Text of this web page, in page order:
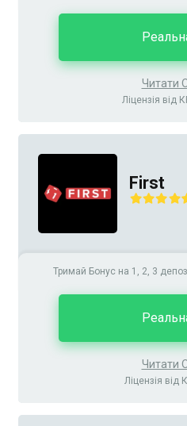
Читати
Ліцензія від
First
Тримай Бонус на 1, 2, 3
Читати
Ліцензія від